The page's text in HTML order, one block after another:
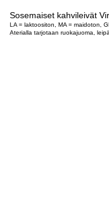
Sosemaiset kahvileivät
LA = laktoositon, MA = maidoton,
Aterialla tarjotaan ruokajuoma,